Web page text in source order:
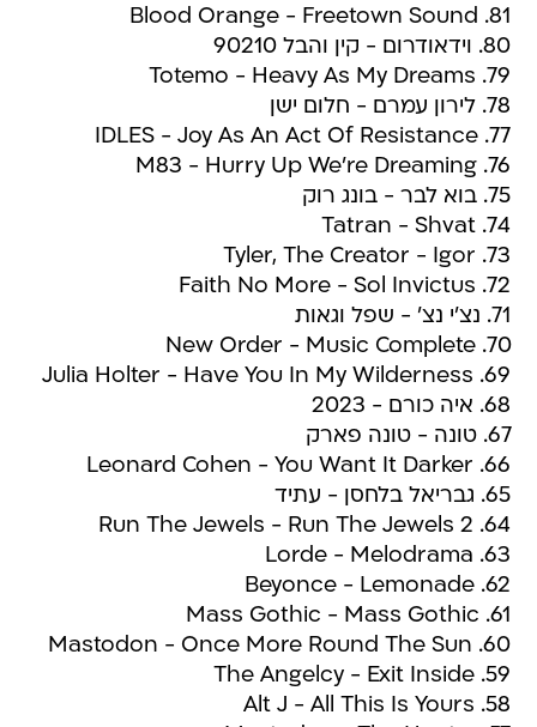
81. Blood Orange - Freetown Sound
80. וידאודרום - קין והבל 90210
79. Totemo - Heavy As My Dreams
78. לירון עמרם - חלום ישן
77. IDLES - Joy As An Act Of Resistance
76. M83 - Hurry Up We're Dreaming
75. בוא לבר - בונג רוק
74. Tatran - Shvat
73. Tyler, The Creator - Igor
72. Faith No More - Sol Invictus
71. נצ'י נצ' - שפל וגאות
70. New Order - Music Complete
69. Julia Holter - Have You In My Wilderness
68. איה כורם - 2023
67. טונה - טונה פארק
66. Leonard Cohen - You Want It Darker
65. גבריאל בלחסן - עתיד
64. Run The Jewels - Run The Jewels 2
63. Lorde - Melodrama
62. Beyonce - Lemonade
61. Mass Gothic - Mass Gothic
60. Mastodon - Once More Round The Sun
59. The Angelcy - Exit Inside
58. Alt J - All This Is Yours